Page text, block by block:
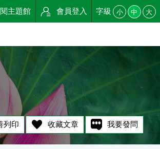
主題館 會員登入 字級 小 中 大
列印 收藏文章 我要發問